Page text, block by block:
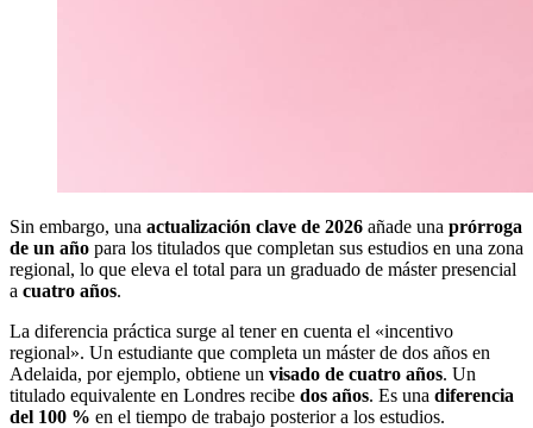
Sin embargo, una actualización clave de 2026 añade una prórroga
de un año para los titulados que completan sus estudios en una zona
regional, lo que eleva el total para un graduado de máster presencial
a cuatro años.
La diferencia práctica surge al tener en cuenta el «incentivo
regional». Un estudiante que completa un máster de dos años en
Adelaida, por ejemplo, obtiene un visado de cuatro años. Un
titulado equivalente en Londres recibe dos años. Es una diferencia
del 100 % en el tiempo de trabajo posterior a los estudios.